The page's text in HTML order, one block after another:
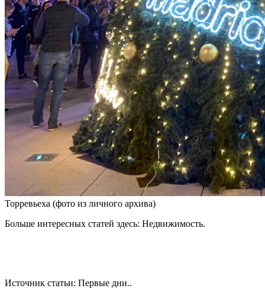
Торревьеха (фото из личного архива)
Больше интересных статей здесь: Недвижимость.
Источник статьи: Первые дни..